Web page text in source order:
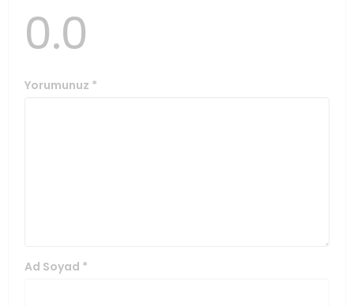
0.0
Yorumunuz *
Ad Soyad *